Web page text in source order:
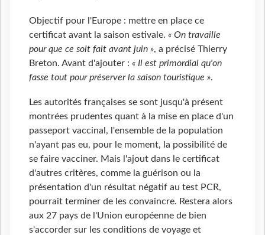
Objectif pour l'Europe : mettre en place ce
certificat avant la saison estivale. « On travaille
pour que ce soit fait avant juin », a précisé Thierry
Breton. Avant d'ajouter : « Il est primordial qu'on
fasse tout pour préserver la saison touristique ».
Les autorités françaises se sont jusqu'à présent
montrées prudentes quant à la mise en place d'un
passeport vaccinal, l'ensemble de la population
n'ayant pas eu, pour le moment, la possibilité de
se faire vacciner. Mais l'ajout dans le certificat
d'autres critères, comme la guérison ou la
présentation d'un résultat négatif au test PCR,
pourrait terminer de les convaincre. Restera alors
aux 27 pays de l'Union européenne de bien
s'accorder sur les conditions de voyage et